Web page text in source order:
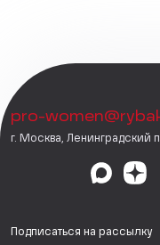
pro-
г. Москва, Ленинградский
Подписаться на рассылку